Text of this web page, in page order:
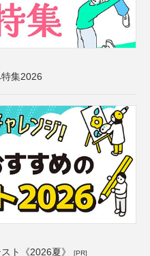
集2026
ト《2026夏》 [PR]